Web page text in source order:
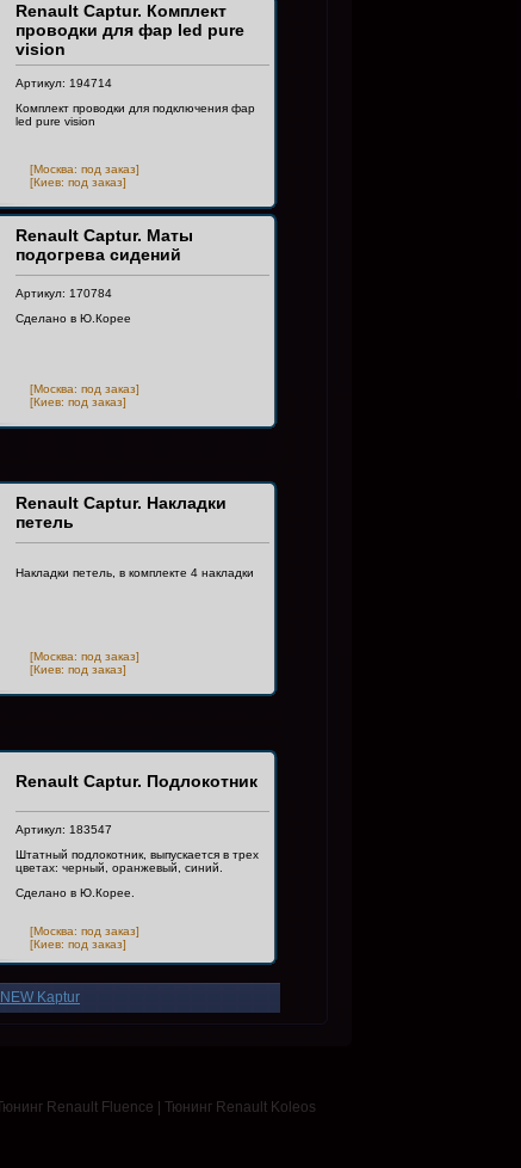
Renault Captur. Комплект
проводки для фар led pure
vision
Артикул: 194714
Комплект проводки для подключения фар
led pure vision
[Москва: под заказ]
[Киев: под заказ]
Renault Captur. Маты
подогрева сидений
Артикул: 170784
Сделано в Ю.Корее
[Москва: под заказ]
[Киев: под заказ]
Renault Captur. Накладки
петель
Накладки петель, в комплекте 4 накладки
[Москва: под заказ]
[Киев: под заказ]
Renault Captur. Подлокотник
Артикул: 183547
Штатный подлокотник, выпускается в трех
цветах: черный, оранжевый, синий.
Сделано в Ю.Корее.
[Москва: под заказ]
[Киев: под заказ]
Kaptur
Renault Fluence Тюнинг Renault Koleos